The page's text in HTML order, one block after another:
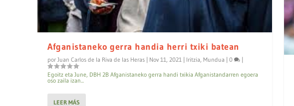
Afganistaneko gerra handia herri txiki batean
por Juan Carlos de la Riva de las Heras | Nov 11, 2021 | Iritzia Mundua | 0
|
Egoitz eta June, DBH 2B Afganistaneko gerra handi txikia Afganistandarren egoera
oso zaila izan...
LEER MÁS